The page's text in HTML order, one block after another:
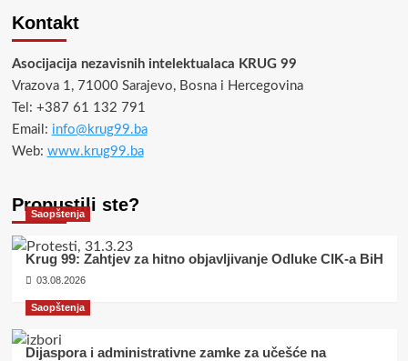
Kontakt
Asocijacija nezavisnih intelektualaca KRUG 99
Vrazova 1, 71000 Sarajevo, Bosna i Hercegovina
Tel: +387 61 132 791
Email: info@krug99.ba
Web: www.krug99.ba
Propustili ste?
Saopštenja
Krug 99: Zahtjev za hitno objavljivanje Odluke CIK-a BiH
03.08.2026
Saopštenja
Dijaspora i administrativne zamke za učešće na